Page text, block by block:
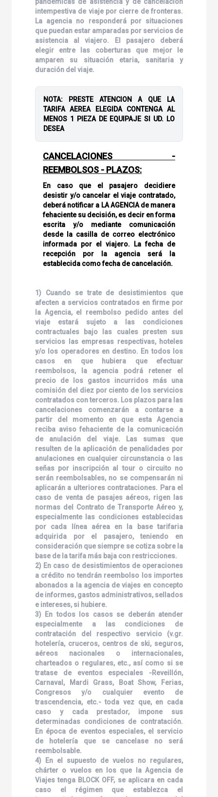
intempestiva de viaje por cierre de fronteras.
La agencia no responderá por situaciones
que puedan estar amparadas por servicios de
asistencia al viajero. El pasajero deberá
elegir entre las coberturas que mejor le
amparen su situación etaria, sanitaria y
duración del viaje.
NOTA: PRESTE ATENCION A QUE LA
TARIFA AEREA ELEGIDA CONTENGA AL
MENOS 1 PIEZA DE EQUIPAJE SI UD. LO
DESEA
CANCELACIONES -
REEMBOLSOS - PLAZOS:
En caso que el pasajero decidiere
desistir y/o cancelar el viaje contratado,
deberá notificar a LA AGENCIA de manera
fehaciente su decisión, es decir en forma
escrita y/o mediante comunicación
desde la casilla de correo electrónico
informada por el viajero. La fecha de
recepción por la agencia será la
establecida como fecha de cancelación.
1) Cuando se trate de desistimientos que
afecten a servicios contratados en firme por
la Agencia, el reembolso pedido antes del
viaje estará sujeto a las condiciones
contractuales bajo las cuales presten sus
servicios las empresas respectivas, hoteles
y/o los operadores en destino. En todos los
casos en que hubiera que efectuar
reembolsos, la agencia podrá retener el
precio de los gastos incurridos más una
comisión del diez por ciento de los servicios
contratados con terceros. Los plazos para las
cancelaciones comenzarán a contarse a
partir del momento en que esta Agencia
reciba aviso fehaciente de la comunicación
de anulación del viaje. Las sumas que
resulten de la aplicación de penalidades por
anulaciones en cualquier circunstancia o las
señas por inscripción al tour o circuito no
serán reembolsables, no se compensarán ni
aplicarán a ulteriores contrataciones. Para el
caso de venta de pasajes aéreos, rigen las
normas del Contrato de Transporte Aéreo y,
especialmente las condiciones establecidas
por cada línea aérea en la base tarifaria
adquirida por el pasajero, teniendo en
consideración que siempre se cotiza sobre la
base de la tarifa más baja con restricciones.
2) En caso de desistimientos de operaciones
a crédito no tendrán reembolso los importes
abonados a la agencia de viajes en concepto
de informes, gastos administrativos, sellados
e intereses, si hubiere.
3) En todos los casos se deberán atender
especialmente a las condiciones de
contratación del respectivo servicio (v.gr.
hotelería, cruceros, centros de ski, seguros,
aéreos nacionales o internacionales,
charteados o regulares, etc., así como si se
tratase de eventos especiales -Reveillón,
Carnaval, Mardi Grass, Boat Show, Ferias,
Congresos y/o cualquier evento de
trascendencia, etc.- toda vez que, en cada
caso y cada prestador, impone sus
determinadas condiciones de contratación.
En época de eventos especiales, el servicio
de hotelería que se cancelase no será
reembolsable.
4) En el supuesto de vuelos no regulares,
chárter o vuelos en los que la Agencia de
Viajes tenga BLOCK OFF, se aplicara en cada
caso el régimen que establezca el